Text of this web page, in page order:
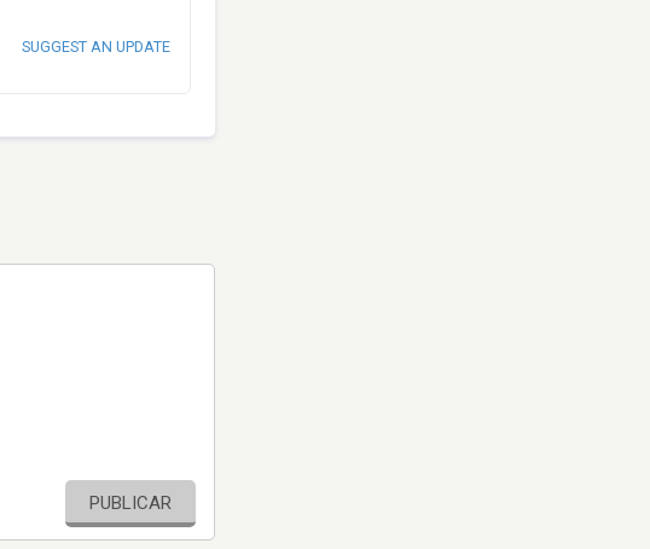
SUGGEST AN UPDATE
PUBLICAR